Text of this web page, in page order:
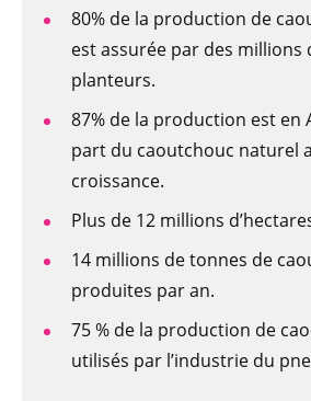
80% de la production de
est assurée par des millions
planteurs.
87% de la production est en
part du caoutchouc naturel
croissance.
Plus de 12 millions
14 millions de tonnes de
produites par an.
75 % de la production de
utilisés par l’industrie du